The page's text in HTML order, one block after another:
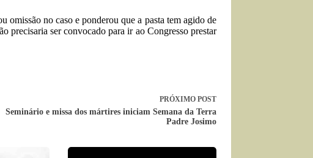
no caso e ponderou que a pasta tem agido de
precisaria ser convocado para ir ao Congresso prestar
PRÓXIMO POST
Seminário e missa dos mártires iniciam Semana da Terra
Padre Josimo